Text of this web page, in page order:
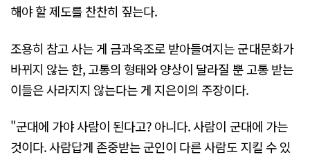
해야 할 제도를 찬찬히 짚는다.
조용히 참고 사는 게 금과옥조로 받아들여지는 군대문화가
바뀌지 않는 한, 고통의 형태와 양상이 달라질 뿐 고통 받는
이들은 사라지지 않는다는 게 지은이의 주장이다.
"군대에 가야 사람이 된다고? 아니다. 사람이 군대에 가는
것이다. 사람답게 존중받는 군인이 다른 사람도 지킬 수 있